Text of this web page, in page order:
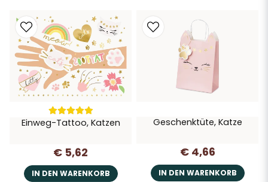
Einweg-Tattoo, Katzen
€ 5,62
IN DEN WARENKORB
Geschenktüte, Katze
€ 4,66
IN DEN WARENKORB